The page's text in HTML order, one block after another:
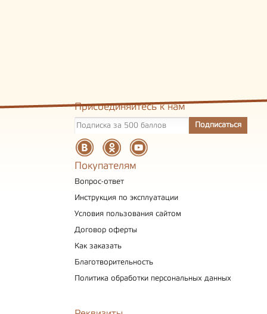
Присоединяйтесь к нам
Покупателям
Вопрос-ответ
Инструкция по эксплуатации
Условия пользования сайтом
Договор оферты
Как заказать
Благотворительность
Политика обработки персональных данных